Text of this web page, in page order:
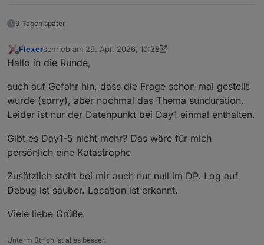
9 Tagen später
Offline
Flexerschrieb am 29. Apr. 2026, 10:38
zuletzt editiert von Flexer
Hallo in die Runde,
auch auf Gefahr hin, dass die Frage schon mal gestellt
wurde (sorry), aber nochmal das Thema sunduration.
Leider ist nur der Datenpunkt bei Day1 einmal enthalten.
Gibt es Day1-5 nicht mehr? Das wäre für mich
persönlich eine Katastrophe
Zusätzlich steht bei mir auch nur null im DP. Log auf
Debug ist sauber. Location ist erkannt.
Viele liebe Grüße
Unterm Strich ist alles besser.